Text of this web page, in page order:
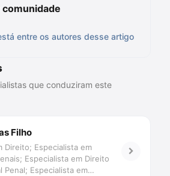
entre os autores desse artigo
que conduziram este
Filho
Direito; Especialista em
Especialista em Direito
Penal; Especialista em